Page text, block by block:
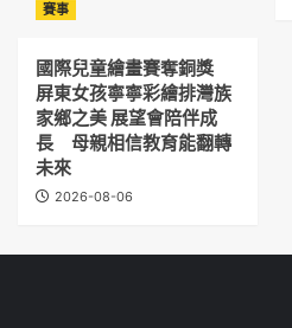
賽事
國際兒童繪畫賽奪銅獎
屏東女孩寧寧彩繪排灣族
家鄉之美 展望會陪伴成
長 母親相信教育能翻轉
未來
2026-08-06